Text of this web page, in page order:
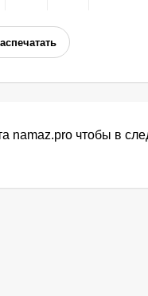
namaz.pro чтобы в